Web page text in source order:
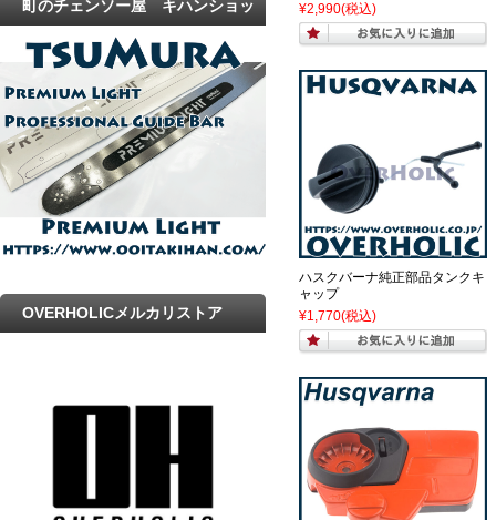
¥2,990(税込)
ハスクバーナ純正部品タンクキ
ャップ
¥1,770(税込)
町のチェンソー屋 キハンショッ
プ
OVERHOLICメルカリストア